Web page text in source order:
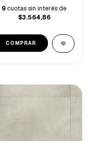
9cuotas sin interés de
$3.564,86